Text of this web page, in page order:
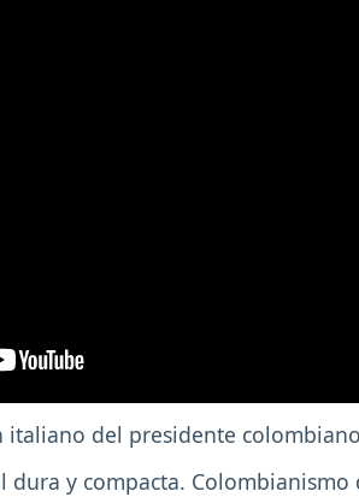
del presidente colombiano
dura y compacta.